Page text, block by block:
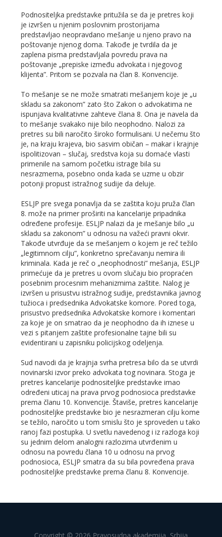
Podnositeljka predstavke pritužila se da je pretres koji
je izvršen u njenim poslovnim prostorijama
predstavljao neopravdano mešanje u njeno pravo na
poštovanje njenog doma. Takođe je tvrdila da je
zaplena pisma predstavljala povredu prava na
poštovanje „prepiske između advokata i njegovog
klijenta”. Pritom se pozvala na član 8. Konvencije.
To mešanje se ne može smatrati mešanjem koje je „u
skladu sa zakonom” zato što Zakon o advokatima ne
ispunjava kvalitativne zahteve člana 8. Ona je navela da
to mešanje svakako nije bilo neophodno. Nalozi za
pretres su bili naročito široko formulisani. U nečemu što
je, na kraju krajeva, bio sasvim običan – makar i krajnje
ispolitizovan – slučaj, sredstva koja su domaće vlasti
primenile na samom početku istrage bila su
nesrazmerna, posebno onda kada se uzme u obzir
potonji propust istražnog sudije da deluje.
ESLJP pre svega ponavlja da se zaštita koju pruža član
8. može na primer proširiti na kancelarije pripadnika
određene profesije. ESLJP nalazi da je mešanje bilo „u
skladu sa zakonom” u odnosu na važeći pravni okvir.
Takođe utvrđuje da se mešanjem o kojem je reč težilo
„legitimnom cilju”, konkretno sprečavanju nemira ili
kriminala. Kada je reč o „neophodnosti” mešanja, ESLJP
primećuje da je pretres u ovom slučaju bio propraćen
posebnim procesnim mehanizmima zaštite. Nalog je
izvršen u prisustvu istražnog sudije, predstavnika javnog
tužioca i predsednika Advokatske komore. Pored toga,
prisustvo predsednika Advokatske komore i komentari
za koje je on smatrao da je neophodno da ih iznese u
vezi s pitanjem zaštite profesionalne tajne bili su
evidentirani u zapisniku policijskog odeljenja.
Sud navodi da je krajnja svrha pretresa bilo da se utvrdi
novinarski izvor preko advokata tog novinara. Stoga je
pretres kancelarije podnositeljke predstavke imao
određeni uticaj na prava prvog podnosioca predstavke
prema članu 10. Konvencije. Štaviše, pretres kancelarije
podnositeljke predstavke bio je nesrazmeran cilju kome
se težilo, naročito u tom smislu što je sproveden u tako
ranoj fazi postupka. U svetlu navedenog i iz razloga koji
su jednim delom analogni razlozima utvrđenim u
odnosu na povredu člana 10 u odnosu na prvog
podnosioca, ESLJP smatra da su bila povređena prava
podnositeljke predstavke prema članu 8. Konvencije.
Copyright © 2026 Pravosudna akademija, Srbija